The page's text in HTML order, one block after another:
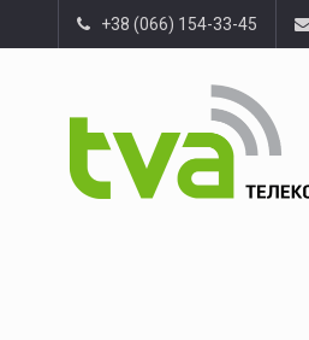
+38 (066) 154-33-45